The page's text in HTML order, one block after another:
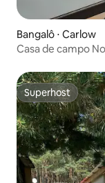
Bangalô ⋅ Carlow
Casa de campo
Superhost
Superhost